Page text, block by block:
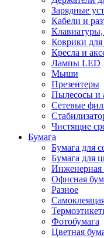
Зарядные
Кабели и
Коврики
Кресла и
Лампы LED
Мыши
Презентеры
Пылесосы и
Сетевые
Чистящие
Бумага
Бумага для
Бумага для
Инженерная
Офисная
Разное
Фотобумага
Цветная